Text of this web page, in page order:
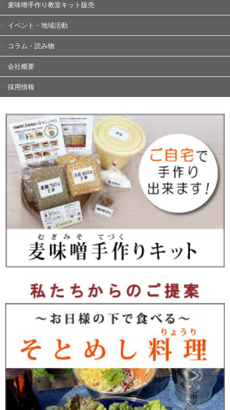
麦味噌手作り教室キット販売
イベント・地域活動
コラム・読み物
会社概要
採用情報